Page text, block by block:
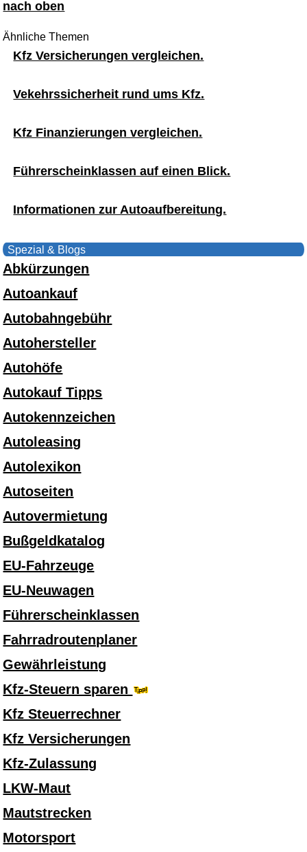
nach oben
Ähnliche Themen
Kfz Versicherungen vergleichen.
Vekehrssicherheit rund ums Kfz.
Kfz Finanzierungen vergleichen.
Führerscheinklassen auf einen Blick.
Informationen zur Autoaufbereitung.
Spezial & Blogs
Abkürzungen
Autoankauf
Autobahngebühr
Autohersteller
Autohöfe
Autokauf Tipps
Autokennzeichen
Autoleasing
Autolexikon
Autoseiten
Autovermietung
Bußgeldkatalog
EU-Fahrzeuge
EU-Neuwagen
Führerscheinklassen
Fahrradroutenplaner
Gewährleistung
Kfz-Steuern sparen
Kfz Steuerrechner
Kfz Versicherungen
Kfz-Zulassung
LKW-Maut
Mautstrecken
Motorsport